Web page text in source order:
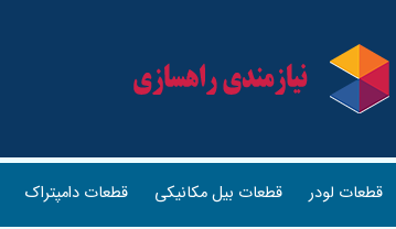
قطعات لودر قطعات بیل مکانیکی قطعات دامپتراک